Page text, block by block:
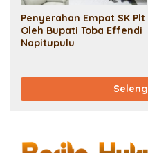
Penyerahan Empat SK Plt
Oleh Bupati Toba Effendi
Napitupulu